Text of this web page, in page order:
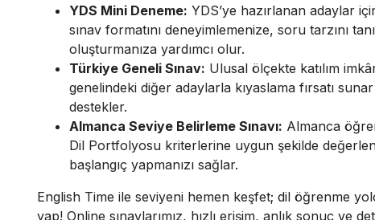
YDS Mini Deneme: YDS’ye hazırlanan adaylar
sınav formatını deneyimlemenize, soru tarzını
oluşturmanıza yardımcı olur.
Türkiye Geneli Sınav: Ulusal ölçekte katılım
genelindeki diğer adaylarla kıyaslama fırsatı
destekler.
Almanca Seviye Belirleme Sınavı: Almanca
Dil Portfolyosu kriterlerine uygun şekilde
başlangıç yapmanızı sağlar.
English Time ile seviyeni hemen keşfet; dil öğrenme
yap! Online sınavlarımız, hızlı erişim, anlık sonuç ve